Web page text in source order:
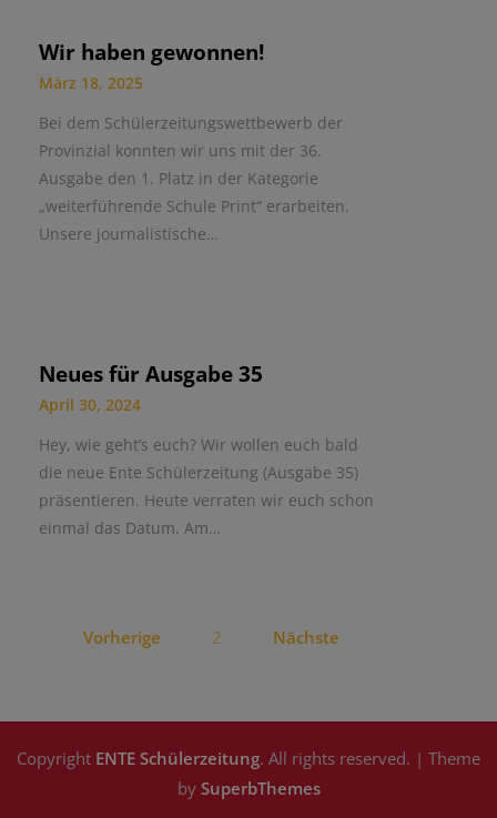
Wir haben gewonnen!
März 18, 2025
Bei dem Schülerzeitungswettbewerb der
Provinzial konnten wir uns mit der 36.
Ausgabe den 1. Platz in der Kategorie
„weiterführende Schule Print“ erarbeiten.
Unsere journalistische…
Neues für Ausgabe 35
April 30, 2024
Hey, wie geht’s euch? Wir wollen euch bald
die neue Ente Schülerzeitung (Ausgabe 35)
präsentieren. Heute verraten wir euch schon
einmal das Datum. Am…
Vorherige 2 Nächste
Copyright ENTE Schülerzeitung. All rights reserved. | Theme
by SuperbThemes